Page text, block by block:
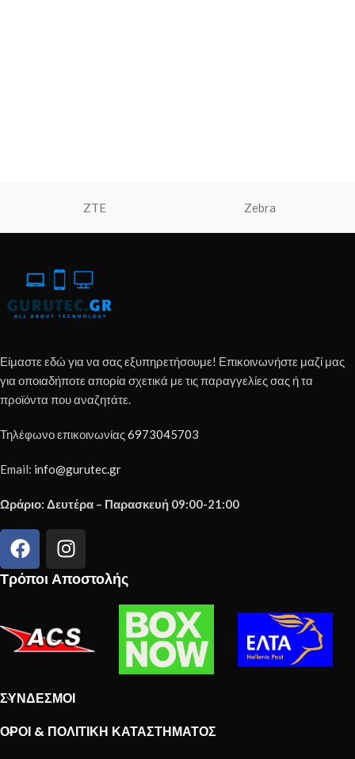
ZTE Zebra
Είμαστε εδώ για να σας εξυπηρετήσουμε! Επικοινωνήστε μαζί μας
για οποιαδήποτε απορία σχετικά με τις παραγγελίες σας ή τα
προϊόντα που αναζητάτε.
Τηλέφωνο επικοινωνίας6973045703
Email: info@gurutec.gr
Ωράριο: Δευτέρα – Παρασκευή 09:00-21:00
Τρόποι Αποστολής
ΣΎΝΔΕΣΜΟΙ
ΌΡΟΙ & ΠΟΛΙΤΙΚΉ ΚΑΤΑΣΤΉΜΑΤΟΣ